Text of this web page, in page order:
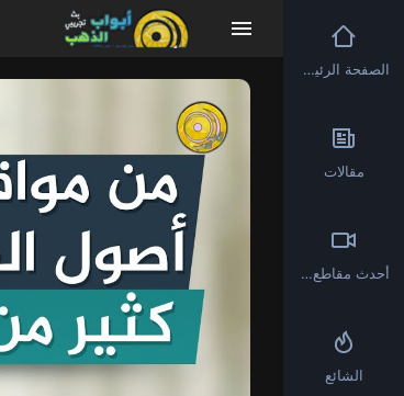
Video
Player
الصفحة الرئيسية
مقالات
أحدث مقاطع الفيديو
الشائع